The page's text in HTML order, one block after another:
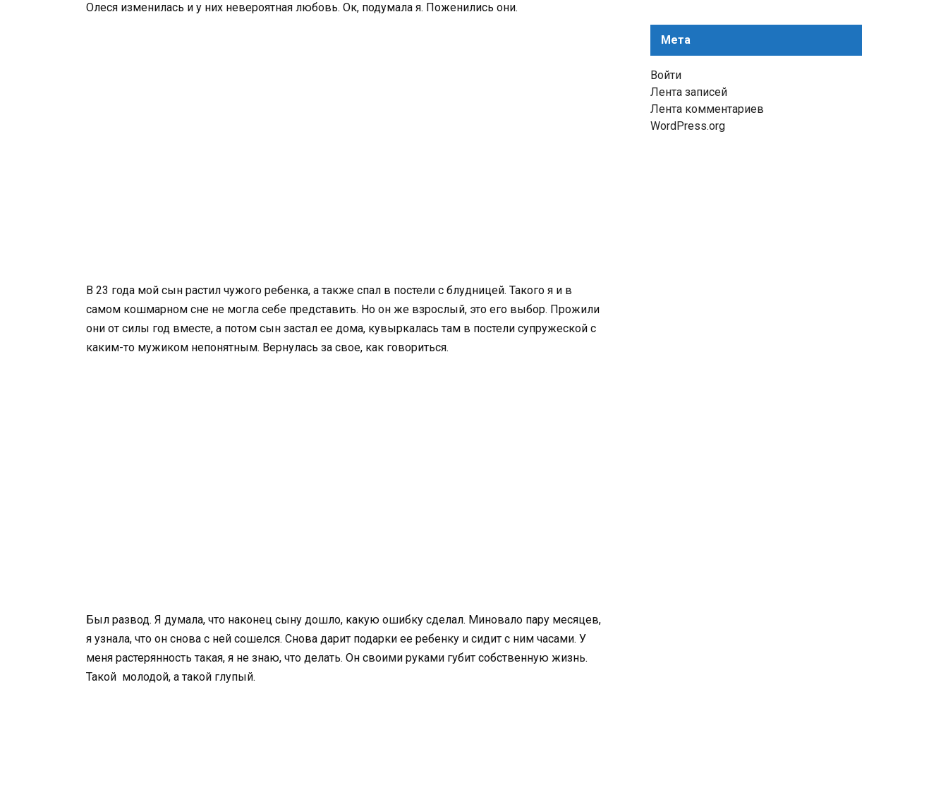
Олеся изменилась и у них невероятная любовь. Ок, подумала я. Поженились они.
В 23 года мой сын растил чужого ребенка, а также спал в постели с блудницей. Такого я и в
самом кошмарном сне не могла себе представить. Но он же взрослый, это его выбор. Прожили
они от силы год вместе, а потом сын застал ее дома, кувыркалась там в постели супружеской с
каким-то мужиком непонятным. Вернулась за свое, как говориться.
Был развод. Я думала, что наконец сыну дошло, какую ошибку сделал. Миновало пару месяцев,
я узнала, что он снова с ней сошелся. Снова дарит подарки ее ребенку и сидит с ним часами. У
меня растерянность такая, я не знаю, что делать. Он своими руками губит собственную жизнь.
Такой молодой, а такой глупый.
Мета
Войти
Лента записей
Лента комментариев
WordPress.org